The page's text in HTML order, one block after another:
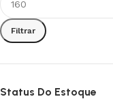
Filtrar
Status Do Estoque